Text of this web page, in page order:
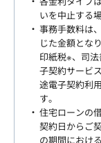
いを中止する
事務手数料は
じた金額とな
印紙税※、司
子契約サービ
途電子契約利
す。
住宅ローンの
契約日からご
の期間におけ